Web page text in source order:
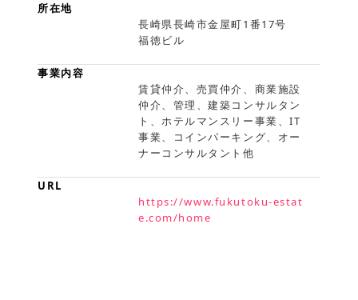
所在地
長崎県長崎市金屋町1番17号
福徳ビル
事業内容
賃貸仲介、売買仲介、商業施設
仲介、管理、建築コンサルタン
ト、ホテルマンスリー事業、IT
事業、コインパーキング、オー
ナーコンサルタント他
URL
https://www.fukutoku-estat
e.com/home